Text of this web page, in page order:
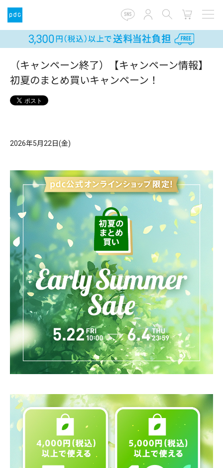
（キャンペーン終了）【キャンペーン情報】
初夏のまとめ買いキャンペーン！
2026年5月22日(金)